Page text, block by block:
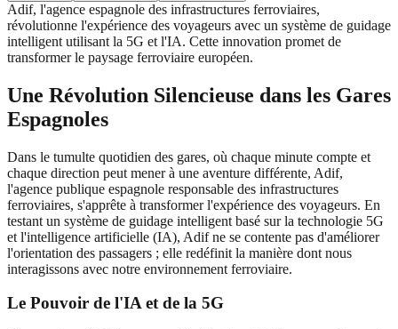
Adif, l'agence espagnole des infrastructures ferroviaires,
révolutionne l'expérience des voyageurs avec un système de guidage
intelligent utilisant la 5G et l'IA. Cette innovation promet de
transformer le paysage ferroviaire européen.
Une Révolution Silencieuse dans les Gares
Espagnoles
Dans le tumulte quotidien des gares, où chaque minute compte et
chaque direction peut mener à une aventure différente, Adif,
l'agence publique espagnole responsable des infrastructures
ferroviaires, s'apprête à transformer l'expérience des voyageurs. En
testant un système de guidage intelligent basé sur la technologie 5G
et l'intelligence artificielle (IA), Adif ne se contente pas d'améliorer
l'orientation des passagers ; elle redéfinit la manière dont nous
interagissons avec notre environnement ferroviaire.
Le Pouvoir de l'IA et de la 5G